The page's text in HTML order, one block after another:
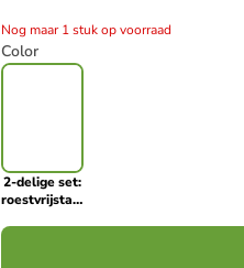
Nog maar 1 stuk op voorraad
Color
2-delige set:
roestvrijstalen
"Copenhagen"